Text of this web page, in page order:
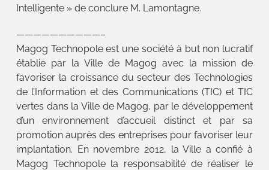
Intelligente » de conclure M. Lamontagne.
——————————–
Magog Technopole est une société à but non lucratif
établie par la Ville de Magog avec la mission de
favoriser la croissance du secteur des Technologies
de l’Information et des Communications (TIC) et TIC
vertes dans la Ville de Magog, par le développement
d’un environnement d’accueil distinct et par sa
promotion auprès des entreprises pour favoriser leur
implantation. En novembre 2012, la Ville a confié à
Magog Technopole la responsabilité de réaliser le